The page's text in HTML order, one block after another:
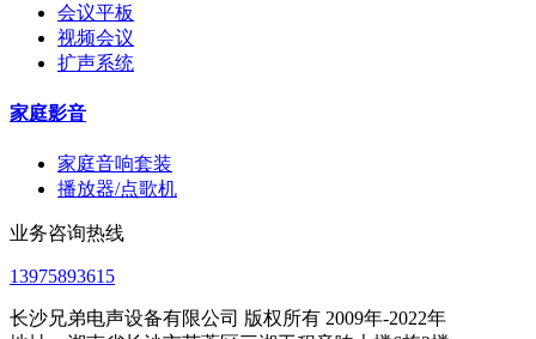
会议平板
视频会议
扩声系统
家庭影音
家庭音响套装
播放器/点歌机
业务咨询热线
13975893615
长沙兄弟电声设备有限公司 版权所有 2009年-2022年